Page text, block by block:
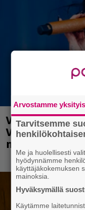
Valtava Yle
Veikkaus
myös
Arvostamme
Tarvitsemme
Me ja huolellisesti
hyödynnämme
käyttäjäkokemuksen
mainoksia.
Hyväksymällä
Käytämme